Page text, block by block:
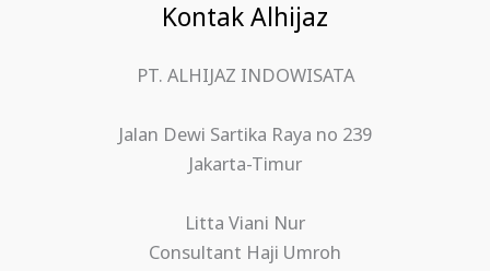
Kontak Alhijaz
PT. ALHIJAZ INDOWISATA
Jalan Dewi Sartika Raya no 239
Jakarta-Timur
Litta Viani Nur
Consultant Haji Umroh